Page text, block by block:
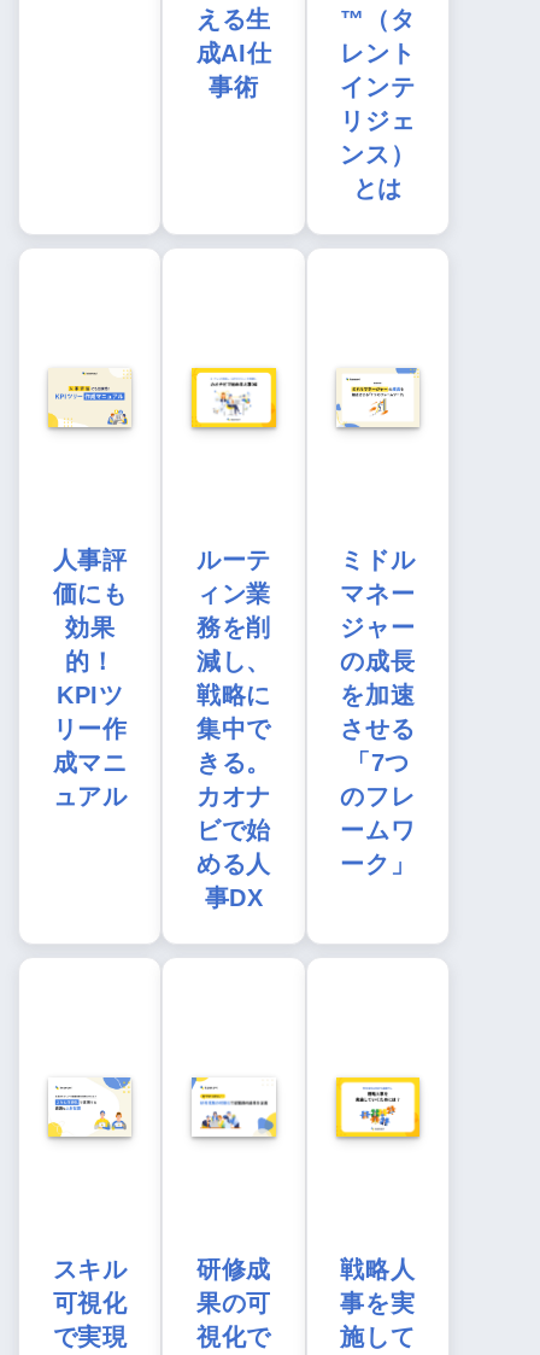
える生
成AI仕
事術
™（タ
レント
インテ
リジェ
ンス）
とは
人事評
価にも
効果
的！
KPIツ
リー作
成マニ
ュアル
ルーテ
ィン業
務を削
減し、
戦略に
集中で
きる。
カオナ
ビで始
める人
事DX
ミドル
マネー
ジャー
の成長
を加速
させる
「7つ
のフレ
ームワ
ーク」
スキル
可視化
で実現
研修成
果の可
視化で
戦略人
事を実
施して